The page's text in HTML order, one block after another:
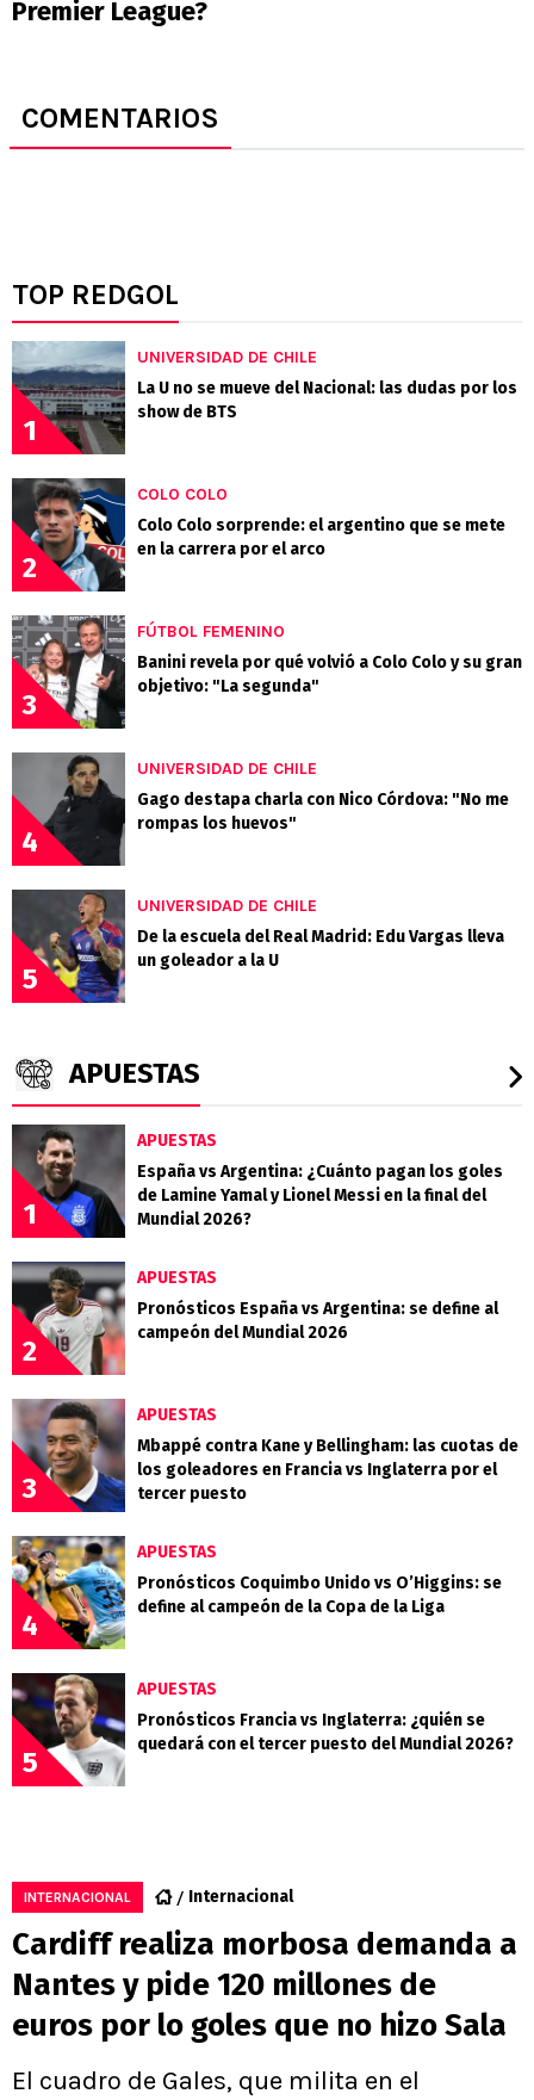
Premier League?
COMENTARIOS
TOP REDGOL
1
UNIVERSIDAD DE CHILE
La U no se mueve del Nacional: las dudas por los
show de BTS
2
COLO COLO
Colo Colo sorprende: el argentino que se mete
en la carrera por el arco
3
FÚTBOL FEMENINO
Banini revela por qué volvió a Colo Colo y su gran
objetivo: "La segunda"
4
UNIVERSIDAD DE CHILE
Gago destapa charla con Nico Córdova: "No me
rompas los huevos"
5
UNIVERSIDAD DE CHILE
De la escuela del Real Madrid: Edu Vargas lleva
un goleador a la U
APUESTAS
1
APUESTAS
España vs Argentina: ¿Cuánto pagan los goles
de Lamine Yamal y Lionel Messi en la final del
Mundial 2026?
2
APUESTAS
Pronósticos España vs Argentina: se define al
campeón del Mundial 2026
3
APUESTAS
Mbappé contra Kane y Bellingham: las cuotas de
los goleadores en Francia vs Inglaterra por el
tercer puesto
4
APUESTAS
Pronósticos Coquimbo Unido vs O’Higgins: se
define al campeón de la Copa de la Liga
5
APUESTAS
Pronósticos Francia vs Inglaterra: ¿quién se
quedará con el tercer puesto del Mundial 2026?
INTERNACIONAL Internacional
Cardiff realiza morbosa demanda a
Nantes y pide 120 millones de
euros por lo goles que no hizo Sala
El cuadro de Gales, que milita en el